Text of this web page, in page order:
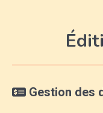
Gestion des